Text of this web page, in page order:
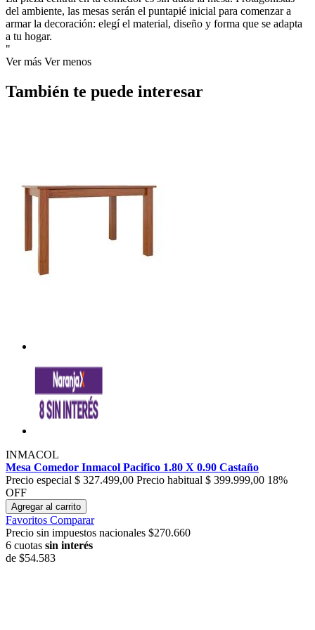
del ambiente, las mesas serán el puntapié inicial para comenzar a
armar la decoración: elegí el material, diseño y forma que se adapta
a tu hogar.
"
Ver más Ver menos
También te puede interesar
INMACOL
Mesa Comedor Inmacol Pacifico 1.80 X 0.90 Castaño
Precio especial $ 327.499,00 Precio habitual $ 399.999,00 18%
OFF
Agregar al carrito
Favoritos Comparar
Precio sin impuestos nacionales $270.660
6 cuotas sin interés
de $54.583